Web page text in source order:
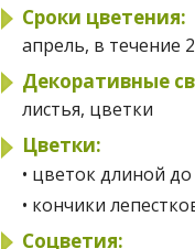
Сроки цветения:
апрель, в течение
Декоративные
листья, цветки
Цветки:
• цветок длиной до
• кончики
Соцветия: